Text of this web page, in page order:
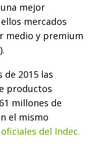
mejor
mercados
medio y premium
2015 las
productos
millones de
el mismo
del Indec.